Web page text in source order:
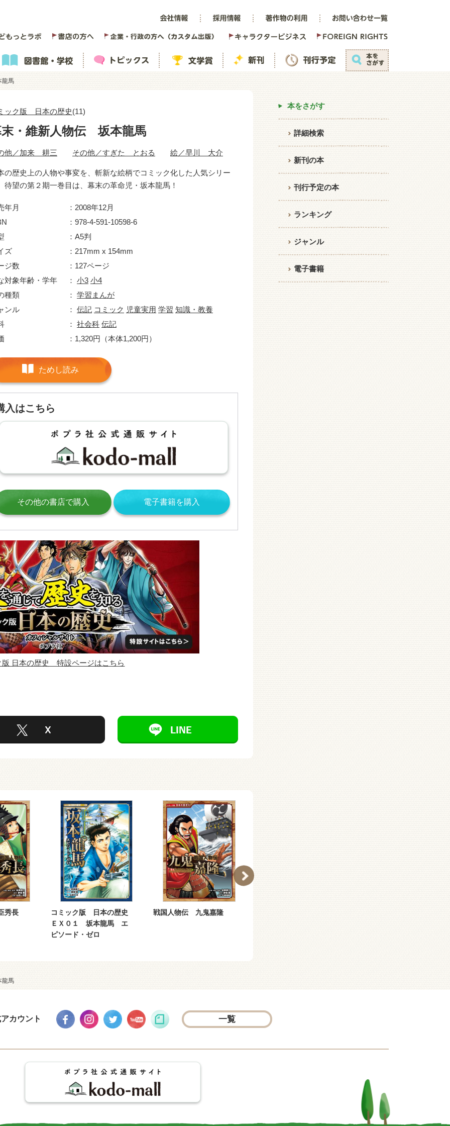
龍馬
ック版 日本の歴史(11)
・維新人物伝 坂本龍馬
他／加来 耕三 その他／すぎた とおる 絵／早川 大介
の歴史上の人物や事変を、斬新な絵柄でコミック化した人気シリー
待望の第２期一巻目は、幕末の革命児・坂本龍馬！
年月
2008年12月
978-4-591-10598-6
A5判
ズ
217mm x 154mm
ジ数
127ページ
対象年齢・学年
小3 小4
種類
学習まんが
ンル
伝記 コミック 児童実用 学習 知識・教養
社会科 伝記
1,320円（本体1,200円）
ためし読み
入はこちら
その他の書店で購入 電子書籍を購入
日本の歴史 特設ページはこちら
秀長
コミック版 日本の歴史
ＥＸ０１ 坂本龍馬 エ
ピソード・ゼロ
戦国人物伝 九鬼嘉隆
本をさがす
詳細検索
新刊の本
刊行予定の本
ランキング
ジャンル
電子書籍
龍馬
カウント 一覧